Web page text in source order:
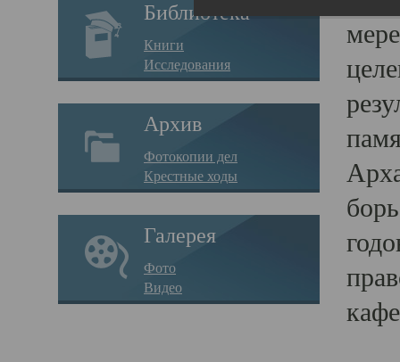
Библиотека
Книги
Исследования
Архив
Фотокопии дел
Крестные ходы
Галерея
Фото
Видео